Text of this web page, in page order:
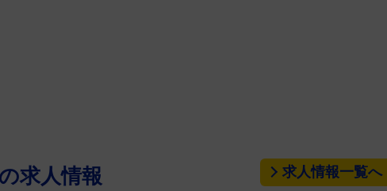
が作曲した「風林火山～月冴ゆ夜～」を披露したこともあっ
さんについて「一番の勉強家で熱心。加トちゃん(加藤茶)が天
求人情報 求人情報一覧へ